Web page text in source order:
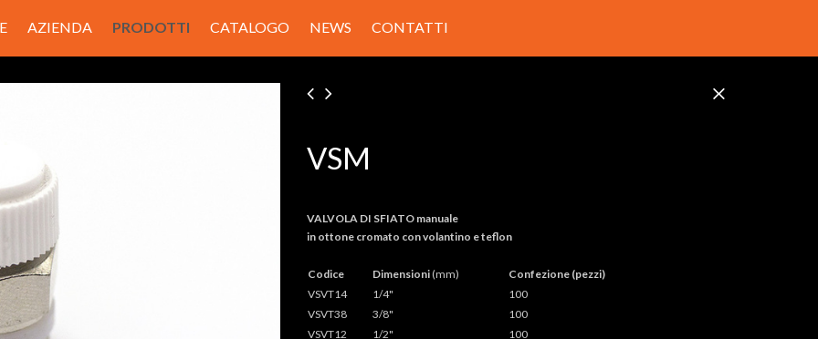
AZIENDA PRODOTTI CATALOGO NEWS CONTATTI
VSM
VALVOLA DI SFIATO manuale
in ottone cromato con volantino e teflon
Codice Dimensioni(mm)
Confezione (pezzi)
VSVT14
1/4"
100
VSVT38
3/8"
100
VSVT12
1/2" 100